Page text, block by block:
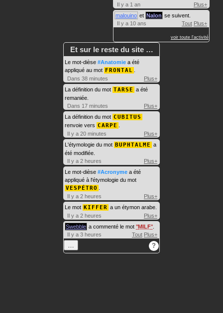
Il y a 1 an
Plus+
malouino et Nalon se suivent.
Il y a 10 ans
Tout Plus+
voir toute l'activité
Et sur le reste du site …
Le mot-dièse #Anatomie a été
appliqué au mot FRONTAL
Dans 38 minutes
Plus+
La définition du mot TARSE a été
remaniée.
Dans 17 minutes
Plus+
La définition du mot CUBITUS
renvoie vers CARPE
Il y a 20 minutes
Plus+
L'étymologie du mot BUPHTALME a
été modifiée.
Il y a 2 heures
Plus+
Le mot-dièse #Acronyme a été
appliqué à l'étymologie du mot
VESPÉTRO
Il y a 2 heures
Plus+
Le mot KIFFER a un étymon arabe.
Il y a 2 heures
Plus+
Swebble a commenté le mot MILF
Il y a 3 heures
Tout Plus+
?